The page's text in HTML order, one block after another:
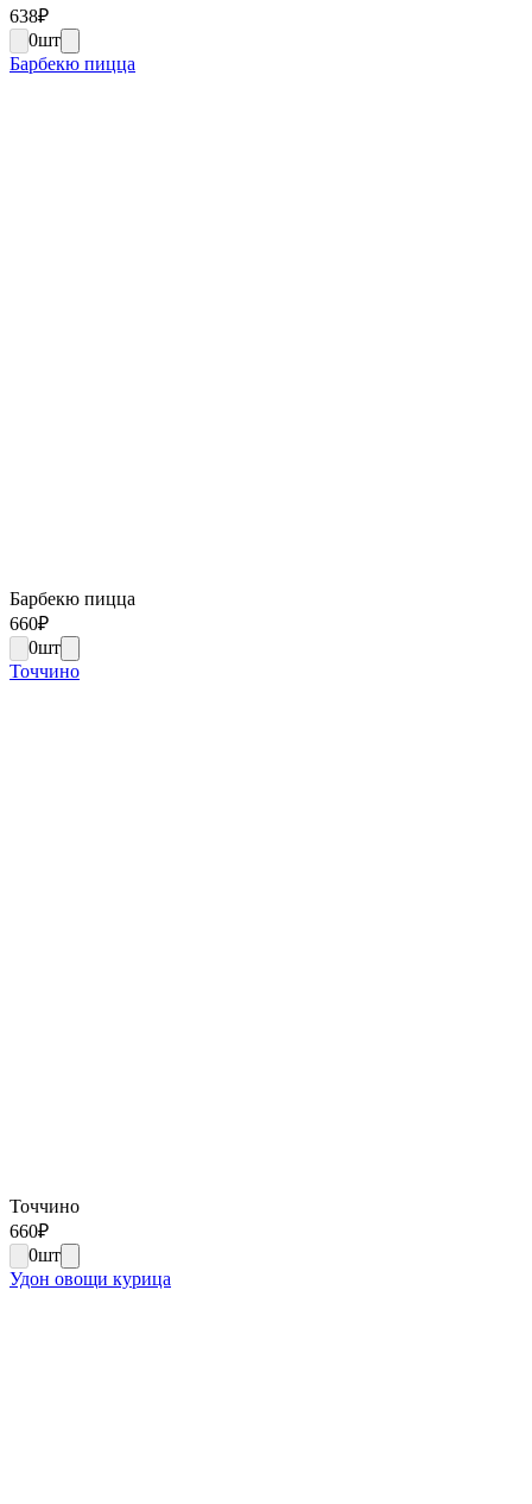
638₽
0шт
Барбекю пицца
Барбекю пицца
660₽
0шт
Точчино
Точчино
660₽
0шт
Удон овощи курица